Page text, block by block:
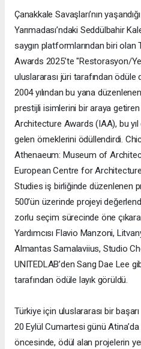
Çanakkale Savaşları’nın
Yarımadası’ndaki Seddülbahir
saygın platformlarından biri
Awards 2025’te "Restorasyon/
uluslararası jüri tarafından ödüle
2004 yılından bu yana
prestijli isimlerini bir araya
Architecture Awards (IAA), bu yıl
gelen örneklerini ödüllendirdi.
Athenaeum: Museum of
European Centre for
Studies iş birliğinde düzenlenen
500’ün üzerinde projeyi
zorlu seçim sürecinde öne
Yardımcısı Flavio Manzoni,
Almantas Samalaviius, Studio
UNITEDLAB’den Sang Dae Lee
tarafından ödüle layık görüldü.
Türkiye için uluslararası bir başarı
20 Eylül Cumartesi günü
öncesinde, ödül alan projelerin